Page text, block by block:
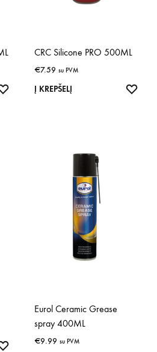
IŠSAUGOTI
CRC Silicone PRO 500ML
€7.59 su PVM
Į KREPŠELĮ
IŠSAUGOTI
Eurol Ceramic Grease
spray 400ML
€9.99 su PVM